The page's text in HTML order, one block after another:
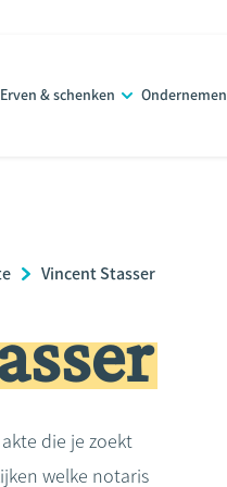
Erven & schenken Ondernemen
Vincent Stasser
die je zoekt
welke notaris